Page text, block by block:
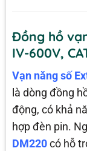
Đồng hồ
IV-600V,
Vạn năng số
là dòng đồng
động, có khả
hợp đèn pin.
DM220có hỗ